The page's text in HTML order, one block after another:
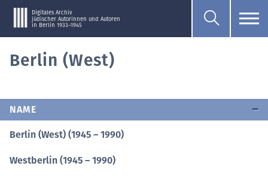
Digitales Archiv
jüdischer Autorinnen und Autoren
in Berlin 1933–1945
Berlin (West)
NAME
Berlin (West) (1945 – 1990)
Westberlin (1945 – 1990)